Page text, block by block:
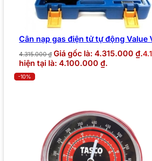
Cân nạp gas điện tử tự động Value
4.315.000₫ Giá gốc là: 4.315.000 ₫.
hiện tại là: 4.100.000 ₫.
-10%